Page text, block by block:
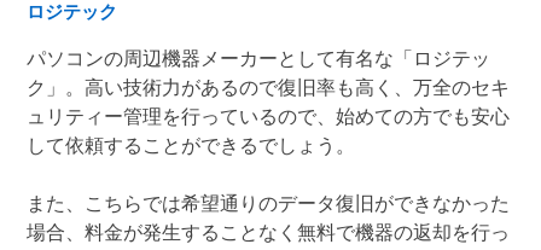
ロジテック
パソコンの周辺機器メーカーとして有名な「ロジテッ
ク」。高い技術力があるので復旧率も高く、万全のセキ
ュリティー管理を行っているので、始めての方でも安心
して依頼することができるでしょう。
また、こちらでは希望通りのデータ復旧ができなかった
場合、料金が発生することなく無料で機器の返却を行っ